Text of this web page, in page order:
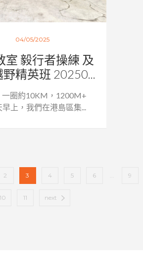
04/05/2025
室 毅行者操練 及
精英班 20250...
一圈約10KM，1200M+
早上，我們在港島區集...
2 3 4 5 6 ... 9
10 11 next